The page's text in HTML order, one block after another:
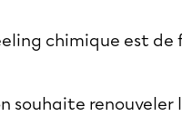
chimique est de
souhaite renouveler